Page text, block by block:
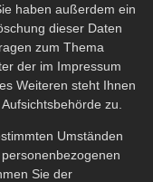
haben außerdem ein
dieser Daten
zum Thema
der im Impressum
Weiteren steht Ihnen
zu.
Umständen
Sie der